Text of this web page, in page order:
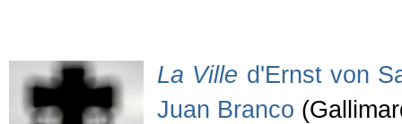
La Ville d'Ernst von
Juan Branco